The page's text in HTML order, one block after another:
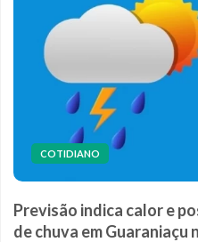
COTIDIANO
Previsão indica calor e
de chuva em